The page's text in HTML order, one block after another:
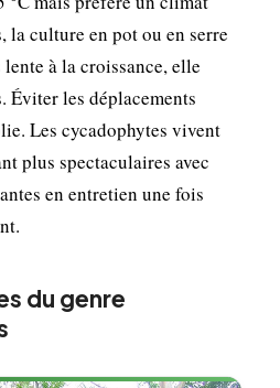
la culture en pot ou en serre
à la croissance, elle
Éviter les déplacements
Les cycadophytes vivent
plus spectaculaires avec
en entretien une fois
du genre